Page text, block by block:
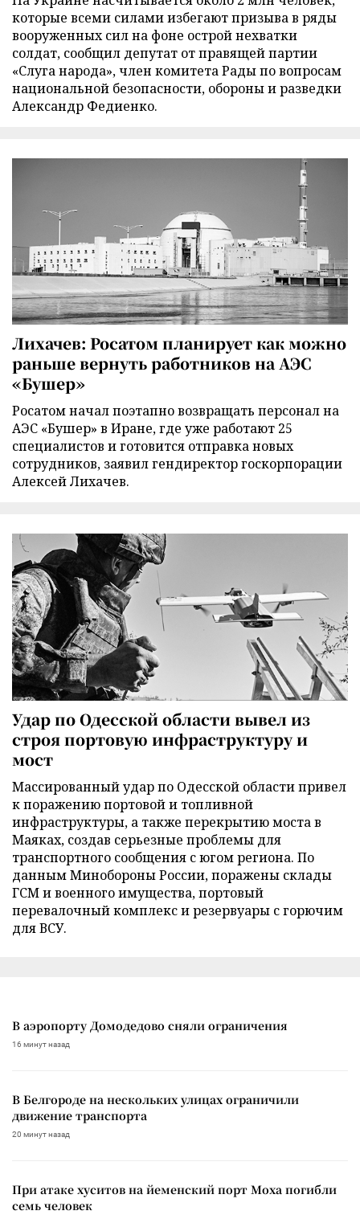
которые всеми силами избегают призыва в ряды
вооруженных сил на фоне острой нехватки
солдат, сообщил депутат от правящей партии
«Слуга народа», член комитета Рады по вопросам
национальной безопасности, обороны и разведки
Александр Федиенко.
Лихачев: Росатом планирует как можно
раньше вернуть работников на АЭС
«Бушер»
Росатом начал поэтапно возвращать персонал на
АЭС «Бушер» в Иране, где уже работают 25
специалистов и готовится отправка новых
сотрудников, заявил гендиректор госкорпорации
Алексей Лихачев.
Удар по Одесской области вывел из
строя портовую инфраструктуру и
мост
Массированный удар по Одесской области привел
к поражению портовой и топливной
инфраструктуры, а также перекрытию моста в
Маяках, создав серьезные проблемы для
транспортного сообщения с югом региона. По
данным Минобороны России, поражены склады
ГСМ и военного имущества, портовый
перевалочный комплекс и резервуары с горючим
для ВСУ.
В аэропорту Домодедово сняли ограничения
16 минут назад
В Белгороде на нескольких улицах ограничили
движение транспорта
20 минут назад
При атаке хуситов на йеменский порт Моха погибли
семь человек